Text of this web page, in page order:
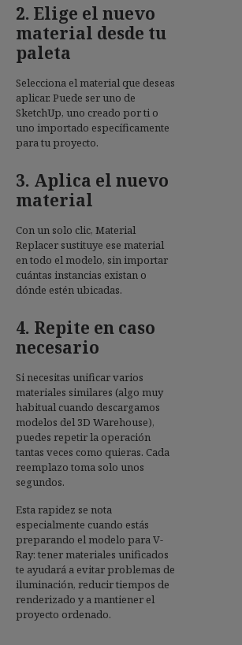
2. Elige el nuevo
material desde tu
paleta
Selecciona el material que deseas
aplicar. Puede ser uno de
SketchUp, uno creado por ti o
uno importado específicamente
para tu proyecto.
3. Aplica el nuevo
material
Con un solo clic, Material
Replacer sustituye ese material
en todo el modelo, sin importar
cuántas instancias existan o
dónde estén ubicadas.
4. Repite en caso
necesario
Si necesitas unificar varios
materiales similares (algo muy
habitual cuando descargamos
modelos del 3D Warehouse),
puedes repetir la operación
tantas veces como quieras. Cada
reemplazo toma solo unos
segundos.
Esta rapidez se nota
especialmente cuando estás
preparando el modelo para V-
Ray: tener materiales unificados
te ayudará a evitar problemas de
iluminación, reducir tiempos de
renderizado y a mantiener el
proyecto ordenado.